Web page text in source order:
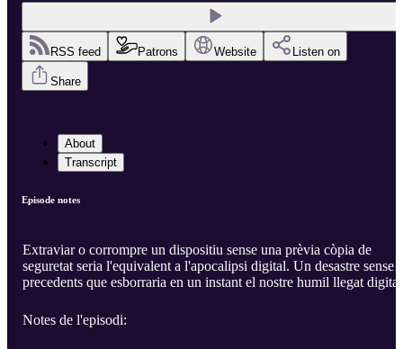
RSS feed Patrons Website Listen on
Share
About
Transcript
Episode notes
Extraviar o corrompre un dispositiu sense una prèvia còpia de
seguretat seria l'equivalent a l'apocalipsi digital. Un desastre sense
precedents que esborraria en un instant el nostre humil llegat
Notes de l'episodi: